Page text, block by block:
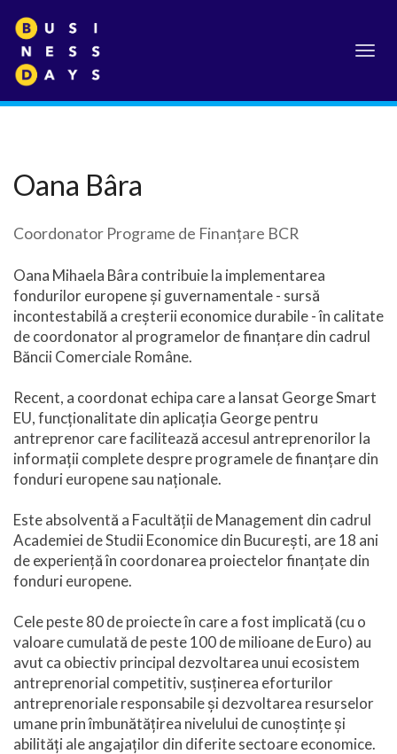
Oana Bâra
Coordonator Programe de Finanțare BCR
Oana Mihaela Bâra contribuie la implementarea
fondurilor europene și guvernamentale - sursă
incontestabilă a creșterii economice durabile - în calitate
de coordonator al programelor de finanțare din cadrul
Băncii Comerciale Române.
Recent, a coordonat echipa care a lansat George Smart
EU, funcționalitate din aplicația George pentru
antreprenor care facilitează accesul antreprenorilor la
informații complete despre programele de finanțare din
fonduri europene sau naționale.
Este absolventă a Facultății de Management din cadrul
Academiei de Studii Economice din București, are 18 ani
de experiență în coordonarea proiectelor finanțate din
fonduri europene.
Cele peste 80 de proiecte în care a fost implicată (cu o
valoare cumulată de peste 100 de milioane de Euro) au
avut ca obiectiv principal dezvoltarea unui ecosistem
antreprenorial competitiv, susținerea eforturilor
antreprenoriale responsabile și dezvoltarea resurselor
umane prin îmbunătățirea nivelului de cunoștințe și
abilități ale angajaților din diferite sectoare economice.